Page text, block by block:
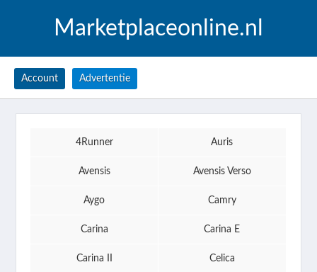
Marketplaceonline.nl
Account Advertentie
4Runner Auris
Avensis Avensis Verso
Aygo Camry
Carina Carina E
Carina II Celica